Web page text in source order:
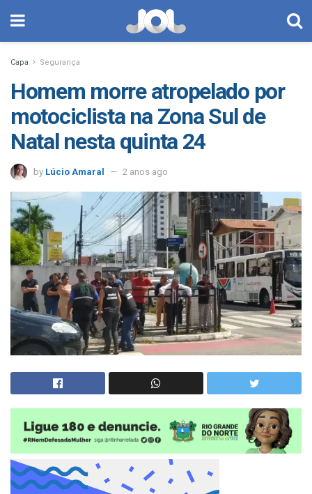
Capa Segurança
Homem morre atropelado por
motociclista na Zona Sul de
Natal nesta quinta 24
by Lúcio Amaral 2 anos ago